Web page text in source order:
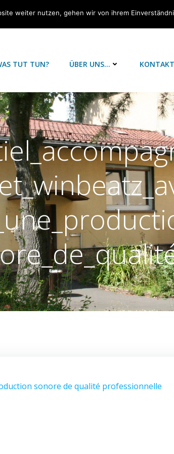
TUT TUN? ÜBER UNS… KONTAKT
sonore de qualité professionnelle
weiter nutzen, gehen wir von ihrem